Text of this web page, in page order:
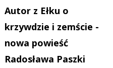
Autor z Ełku o
krzywdzie i zemście -
nowa powieść
Radosława Paszki